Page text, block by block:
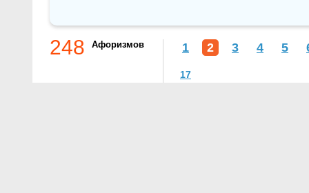
248 Афоризмов 1 2 3 4 5
17